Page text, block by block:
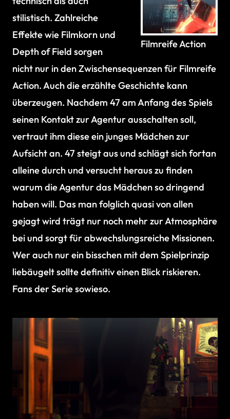
Filmreife Action
stilistisch. Zahlreiche
Effekte wie Filmkorn und
Depth of Field sorgen
nicht nur in den Zwischensequenzen für Filmreife
Action. Auch die erzählte Geschichte kann
überzeugen. Nachdem 47 am Anfang des Spiels
seinen Kontakt zur Agentur ausschalten soll,
vertraut ihm diese ein junges Mädchen zur
Aufsicht an. 47 steigt aus und schlägt sich fortan
alleine durch und versucht heraus zu finden
warum die Agentur das Mädchen so dringend
haben will. Das man folglich quasi von allen
gejagt wird trägt nur noch mehr zur Atmosphäre
bei und sorgt für abwechslungsreiche Missionen.
Wer auch nur ein bisschen mit dem Spielprinzip
liebäugelt sollte definitiv einen Blick riskieren.
Fans der Serie sowieso.